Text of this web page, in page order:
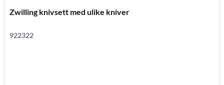
Zwilling knivsett med ulike kniver
922322